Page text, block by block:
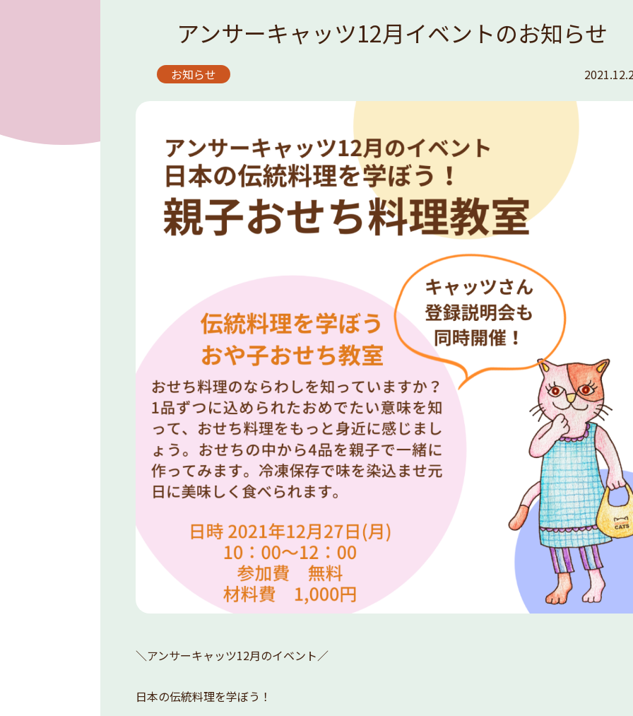
アンサーキャッツ12月イベントのお知らせ
お知らせ
＼アンサーキャッツ12月のイベント／
日本の伝統料理を学ぼう！